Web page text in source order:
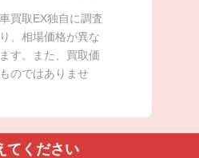
買取EX独自に調査
、相場価格が異な
す。また、買取価
のではありませ
てください